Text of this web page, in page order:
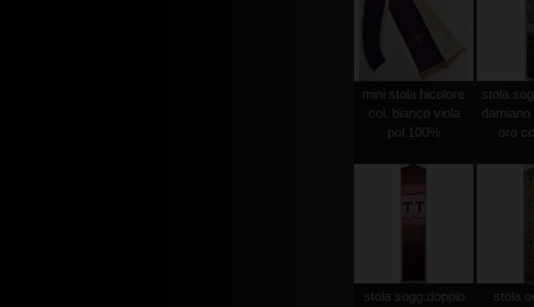
mini stola bicolore
col. bianco viola
pol.100%
stola
oro
stola sogg.doppio
stola